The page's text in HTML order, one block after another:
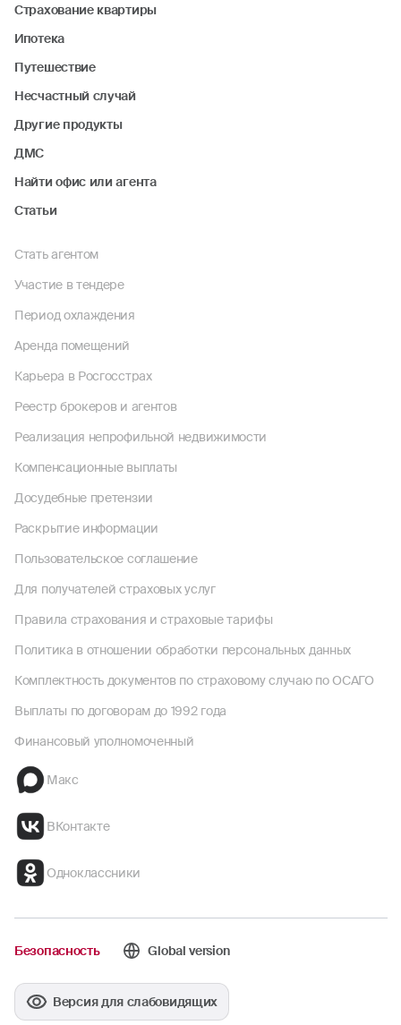
Страхование квартиры
Ипотека
Путешествие
Несчастный случай
Другие продукты
ДМС
Найти офис или агента
Статьи
Стать агентом
Участие в тендере
Период охлаждения
Аренда помещений
Карьера в Росгосстрах
Реестр брокеров и агентов
Реализация непрофильной недвижимости
Компенсационные выплаты
Досудебные претензии
Раскрытие информации
Пользовательское соглашение
Для получателей страховых услуг
Правила страхования и страховые тарифы
Политика в отношении обработки персональных данных
Комплектность документов по страховому случаю по ОСАГО
Выплаты по договорам до 1992 года
Финансовый уполномоченный
Макс
ВКонтакте
Одноклассники
Безопасность Global version
Версия для слабовидящих